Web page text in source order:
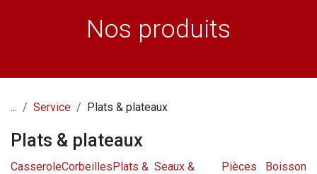
Nos produits
... Service Plats & plateaux
Plats & plateaux
CasseroleCorbeillesPlats & Seaux &
Pièces
Boisson